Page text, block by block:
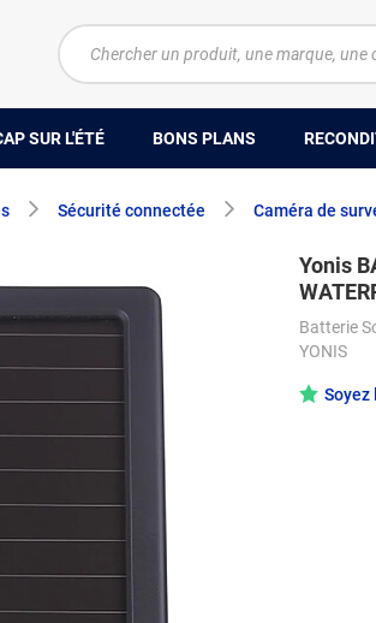
SUR L'ÉTÉ BONS PLANS
Sécurité connectée Caméra de
Yonis
Batterie
YONIS
Soyez